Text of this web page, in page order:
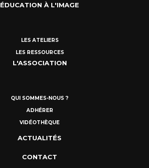
ÉDUCATION À L'IMAGE
LES ATELIERS
LES RESSOURCES
L'ASSOCIATION
QUI SOMMES-NOUS ?
ADHÉRER
VIDÉOTHÈQUE
ACTUALITÉS
CONTACT